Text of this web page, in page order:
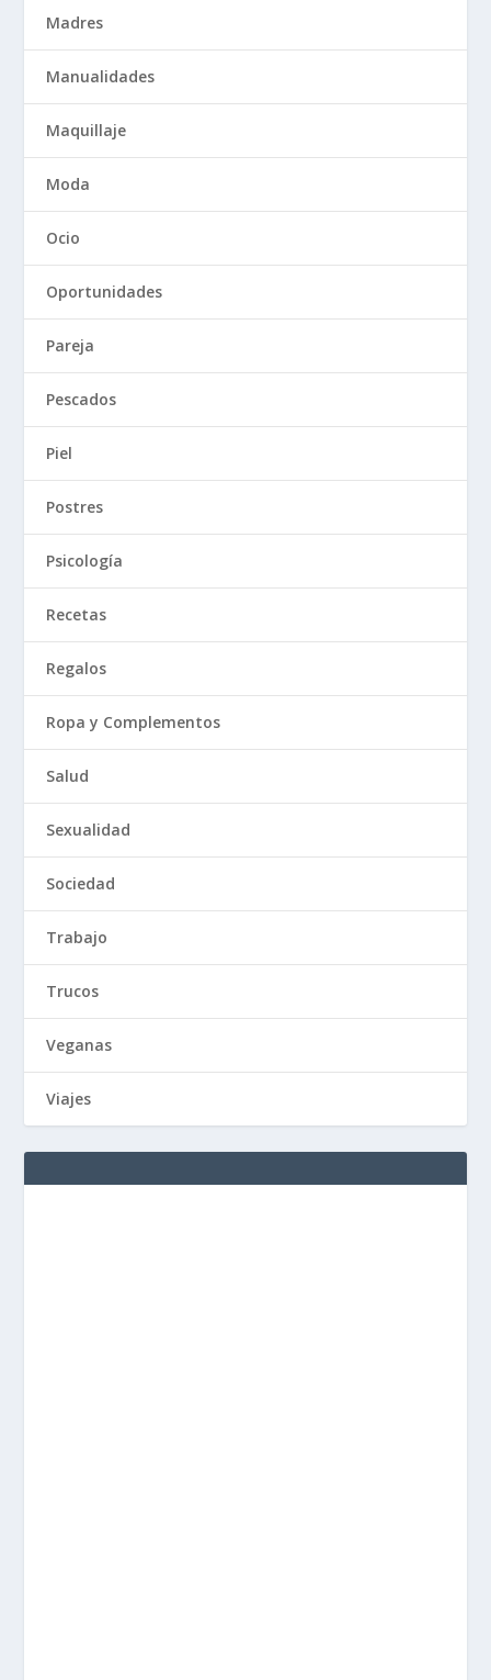
Madres
Manualidades
Maquillaje
Moda
Ocio
Oportunidades
Pareja
Pescados
Piel
Postres
Psicología
Recetas
Regalos
Ropa y Complementos
Salud
Sexualidad
Sociedad
Trabajo
Trucos
Veganas
Viajes